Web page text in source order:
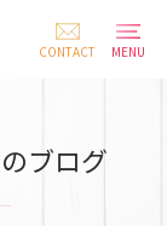
CONTACT
MENU
ブログ